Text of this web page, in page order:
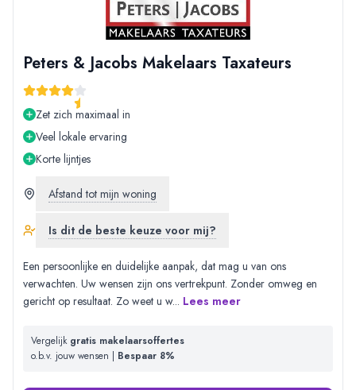
Peters & Jacobs Makelaars Taxateurs
Zet zich maximaal in
Veel lokale ervaring
Korte lijntjes
Afstand tot mijn woning
Is dit de beste keuze voor mij?
Een persoonlijke en duidelijke aanpak, dat mag u van ons
verwachten. Uw wensen zijn ons vertrekpunt. Zonder omweg en
gericht op resultaat. Zo weet u w... Lees meer
Vergelijk gratis makelaarsoffertes
o.b.v. jouw wensen | Bespaar 8%